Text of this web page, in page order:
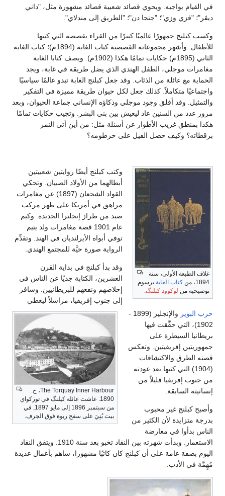
في القيام بواجبه. ويحوي قصائد شعبية قصائد مشهورة مثل، "داني
ديڤر"؛ "فزي وزي"؛ "جنجا دن"؛ "الطريق إلى مندلاي".
وكسب كبلنج جمهورًا عالميًا كبيرًا من القراء بقصصه التي كتبها
للأطفال. وأشهر مجموعاته القصصية كتاب الغابة (1894م)؛ كتاب الغابة
الثاني (1895م) حكايات تمامًا هكذا (1902م). ويصف كتابا الغابة
مغامرات موجلي، الطفل الهندي الذي يضل طريقه في غابة، ويجد
الحماية مع عائلة من الذئاب. وقد جعل كبلنج الغابة تبدو عالمًا سياسيًا
واجتماعيًا متكاملاً. كذلك جعل لكل حيوان طريقة مميزة في التفكير
والتمثيل. وقد أقلق وجود موجلي وذكاؤه الإنساني جماعة الحيوان، وبعد
مرور عدد من السنين عاد ليعيش بين بني البشر. وتجيب حكايات تمامًا
هكذا بمنطق غريب الأطوار عن أسئلة مثل: من أين أتى النمر
برقطاته؟ وكيف حصل الفيل على خرطومه؟
غلاف الطبعة الأولى، سنة
1894، من
كتاب الغابة برسوم
توضيحية من لوكوود كپلنگ
The Torquay Inner Harbour، ح.
1890. عاشت عائلة كپلنگ في توركواي
من سبتمبر 1896 إلى مايو 1897, في
بيت بُنِيَ على سفح ربوة فوق الجرف.
وكتب كبلنج أيضًا روايتين شعبيتين
أبطالهما من الأولاد الصبيان. وتحكي
القواد الشجعان (1897) عن مغامرات
مراهق في أمريكا على ظهر مركب
صيد من طراز إنجلترا الجديدة. وكيم
عام 1901 قصة مغامرات ولد يتيم
توفي أبواه الأيرلنديان في الهند. وتقدِّم
الرواية صورة حيَّة للمجتمع الهندي.
وقد بدأ كبلنج في بداية القرن
العشرين، الكتابة جديًا عن الناس في
إخلاصهم ونفعهم للبريطانيين. وسافر
إلى جنوب إفريقيا، مراسلاً ليغطي
حرب البوير
والإنجليز (1899 -
1902)، التي حقَّقت فيها
بريطانيا السيطرة على
جمهوريتين إفريقيتين. وتعكس
قصته الطرق والاكتشافات
(1904) التي كتبها بعد عودته
من جنوب إفريقيا قليلاً من
إنسانيته السابقة.
وأصبح كبلنج غير محبوب
بدرجة متزايدة لأن الكثير من
الناس بدأوا في معارضة
الاستعمار. وبدأت شهرته بين النقاد تخبو بعد سنة 1910. ويتفق النقاد
اليوم بصفة عامة على أن كبلنج كان كاتبًا مشهورا، ساهم بأعمال عديدة
مُهِمَّة في الأدب.